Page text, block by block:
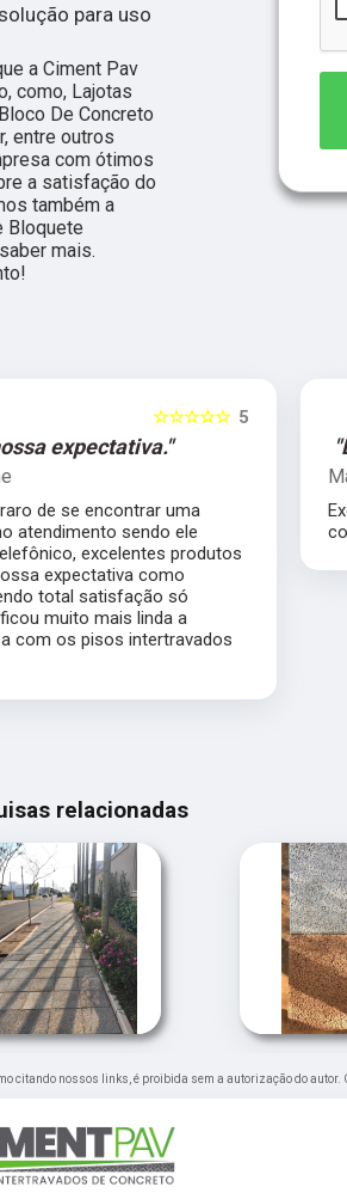
para uso
a Ciment Pav
como, Lajotas
De Concreto
entre outros
com ótimos
a satisfação do
também a
Bloquete
mais.
5
☆☆☆☆☆
expectativa."
de se encontrar uma
atendimento sendo ele
excelentes produtos
expectativa como
total satisfação só
muito mais linda a
com os pisos intertravados
relacionadas
citando nossos links, é proibida sem a autorização do